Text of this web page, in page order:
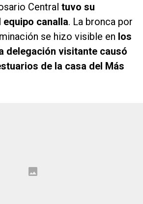
Central tuvo su
canalla. La bronca por
se hizo visible en los
delegación visitante causó
de la casa del Más